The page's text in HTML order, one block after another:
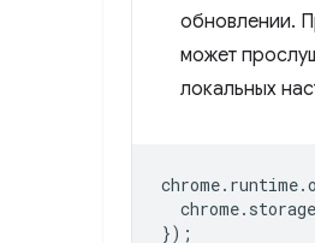
обновлении.
может
локальных
chrome. runtime.
chrome. storage
});